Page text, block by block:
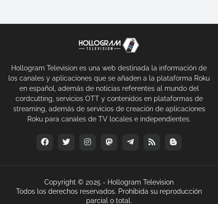
Hollogram Television es una web destinada la información de
los canales y aplicaciones que se añaden a la plataforma Roku
en español, además de noticias referentes al mundo del
cordcutting, servicios OTT y contenidos en plataformas de
streaming, además de servicios de creación de aplicaciones
Roku para canales de TV locales e independientes.
Copyright © 2025 - Hollogram Television
Todos los derechos reservados. Prohibida su reproducción
parcial o total.